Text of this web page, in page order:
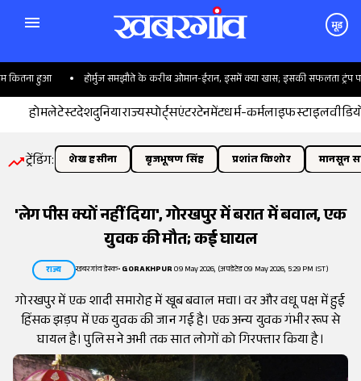
मूड
हुआ होर्मुज समझौते के करीब ओमान-ईरान, इसमें क्या खास; इसकी सफलता ट्रंप पर
होमलेटेस्टदेशदुनियाराज्यस्पोर्ट्सएंटरटेनमेंटधर्म-कर्मलाइफस्टाइल
ट्रेंडिंग: शेख हसीना बृजभूषण सिंह प्रशांत किशोर मानसून
'लेग पीस क्यों नहीं दिया', गोरखपुर में बरात में बवाल, एक
युवक की मौत; कई घायल
राज्य खबरगांव डेस्क•GORAKHPUR 09 May 2026, (अपडेटेड 09 May 2026, 5:29 PM IST)
गोरखपुर में एक शादी समारोह में खूब बवाल मचा। वर और वधू पक्ष में हुई
हिंसक झड़प में एक युवक की जान गई है। एक अन्य युवक गंभीर रूप से
घायल है। पुलिस ने अभी तक सात लोगों को गिरफ्तार किया है।